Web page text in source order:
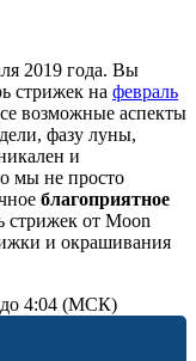
2019 года. Вы
стрижек на февраль
возможные аспекты
фазу луны,
и
мы не просто
благоприятное
стрижек от Moon
и окрашивания
до 4:04 (МСК)